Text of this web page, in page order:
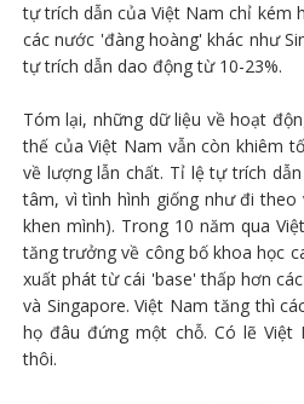
tự trích dẫn của Việt Nam chỉ kém
các nước 'đàng hoàng' khác như
tự trích dẫn dao động từ 10-23%.
Tóm lại, những dữ liệu về hoạt
thế của Việt Nam vẫn còn khiêm
về lượng lẫn chất. Tỉ lệ tự trích
tâm, vì tình hình giống như đi
khen mình). Trong 10 năm qua
tăng trưởng về công bố khoa học
xuất phát từ cái 'base' thấp hơn
và Singapore. Việt Nam tăng thì
họ đâu đứng một chỗ. Có lẽ Việt
thôi.